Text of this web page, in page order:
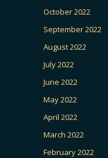
October 2022
September 2022
August 2022
July 2022
June 2022
May 2022
April 2022
March 2022
February 2022